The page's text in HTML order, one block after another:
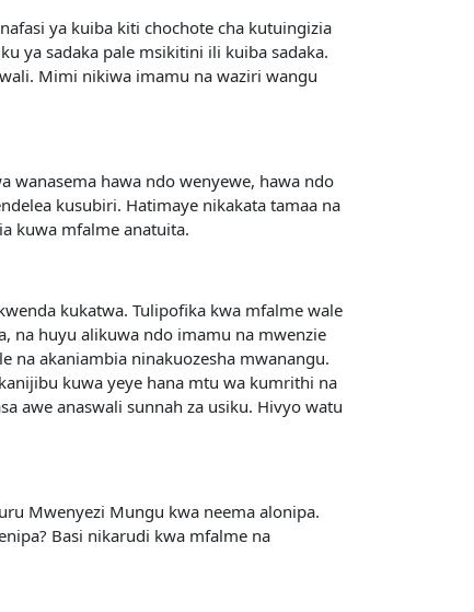
ya kuiba kiti chochote cha kutuingizia
ya sadaka pale msikitini ili kuiba sadaka.
Mimi nikiwa imamu na waziri wangu
wanasema hawa ndo wenyewe, hawa ndo
kusubiri. Hatimaye nikakata tamaa na
kuwa mfalme anatuita.
kukatwa. Tulipofika kwa mfalme wale
na huyu alikuwa ndo imamu na mwenzie
na akaniambia ninakuozesha mwanangu.
kuwa yeye hana mtu wa kumrithi na
awe anaswali sunnah za usiku. Hivyo watu
Mwenyezi Mungu kwa neema alonipa.
Basi nikarudi kwa mfalme na